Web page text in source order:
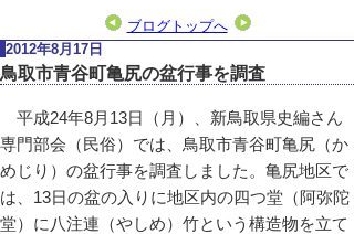
ブログトップへ
2012年8月17日
鳥取市青谷町亀尻の盆行事を調査
平成24年8月13日（月）、新鳥取県史編さん
専門部会（民俗）では、鳥取市青谷町亀尻（か
めじり）の盆行事を調査しました。亀尻地区で
は、13日の盆の入りに地区内の四つ堂（阿弥陀
堂）に八注連（やしめ）竹という構造物を立て